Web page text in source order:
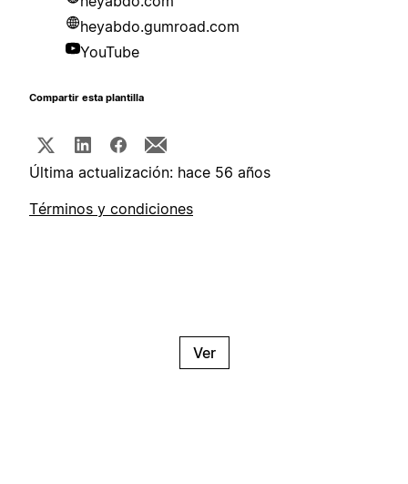
heyabdo.gumroad.com
YouTube
Compartir esta plantilla
Última actualización: hace 56 años
Términos y condiciones
Ver